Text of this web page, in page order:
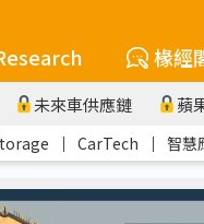
椽經
未來車供應鏈 蘋
｜ CarTech ｜ 智慧